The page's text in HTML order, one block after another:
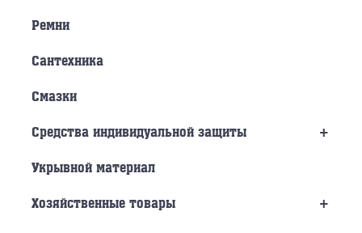
Ремни
Сантехника
Смазки
+
Средства индивидуальной защиты
Укрывной материал
+
Хозяйственные товары